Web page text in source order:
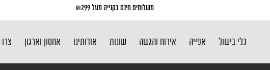
משלוחים חינם בקנייה מעל ₪299
כלי בישול אפייה אירוח והגשה שונות אודותינו אחסון וארגון